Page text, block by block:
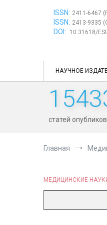
ISSN: 2411-6467
ISSN: 2413-9335
DOI: 10.31618/
НАУЧНОЕ
статей
Главная
МЕДИЦИНСКИЕ